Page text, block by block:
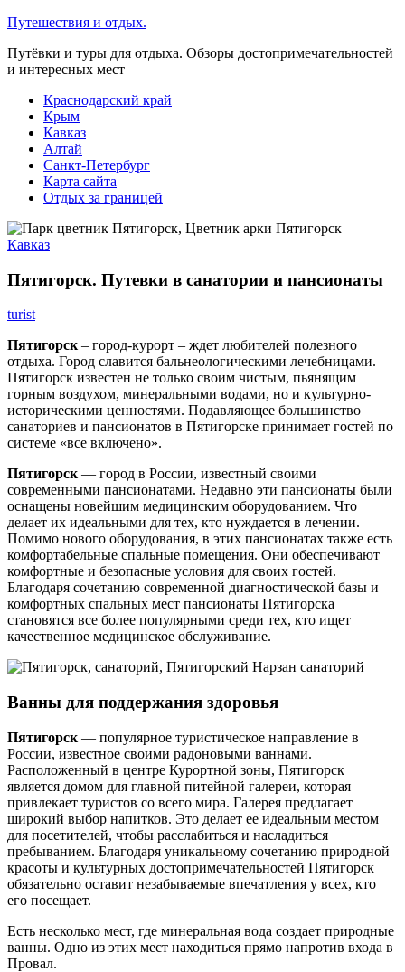
Перейти
содержимому
Путешествия и отдых.
Путёвки и туры для отдыха. Обзоры достопримечательностей
и интересных мест
Краснодарский край
Крым
Кавказ
Алтай
Санкт-Петербург
Карта сайта
Отдых за границей
Кавказ
Пятигорск. Путевки в санатории и пансионаты
turist
Пятигорск– город-курорт – ждет любителей полезного
отдыха. Город славится бальнеологическими лечебницами.
Пятигорск известен не только своим чистым, пьянящим
горным воздухом, минеральными водами, но и культурно-
историческими ценностями. Подавляющее большинство
санаториев и пансионатов в Пятигорске принимает гостей по
системе «все включено».
Пятигорск— город в России, известный своими
современными пансионатами. Недавно эти пансионаты были
оснащены новейшим медицинским оборудованием. Что
делает их идеальными для тех, кто нуждается в лечении.
Помимо нового оборудования, в этих пансионатах также есть
комфортабельные спальные помещения. Они обеспечивают
комфортные и безопасные условия для своих гостей.
Благодаря сочетанию современной диагностической базы и
комфортных спальных мест пансионаты Пятигорска
становятся все более популярными среди тех, кто ищет
качественное медицинское обслуживание.
Ванны для поддержания здоровья
Пятигорск — популярное туристическое направление в
России, известное своими радоновыми ваннами.
Расположенный в центре Курортной зоны, Пятигорск
является домом для главной питейной галереи, которая
привлекает туристов со всего мира. Галерея предлагает
широкий выбор напитков. Это делает ее идеальным местом
для посетителей, чтобы расслабиться и насладиться
пребыванием. Благодаря уникальному сочетанию природной
красоты и культурных достопримечательностей Пятигорск
обязательно оставит незабываемые впечатления у всех, кто
его посещает.
Есть несколько мест, где минеральная вода создает природные
ванны. Одно из этих мест находиться прямо напротив входа в
Провал.